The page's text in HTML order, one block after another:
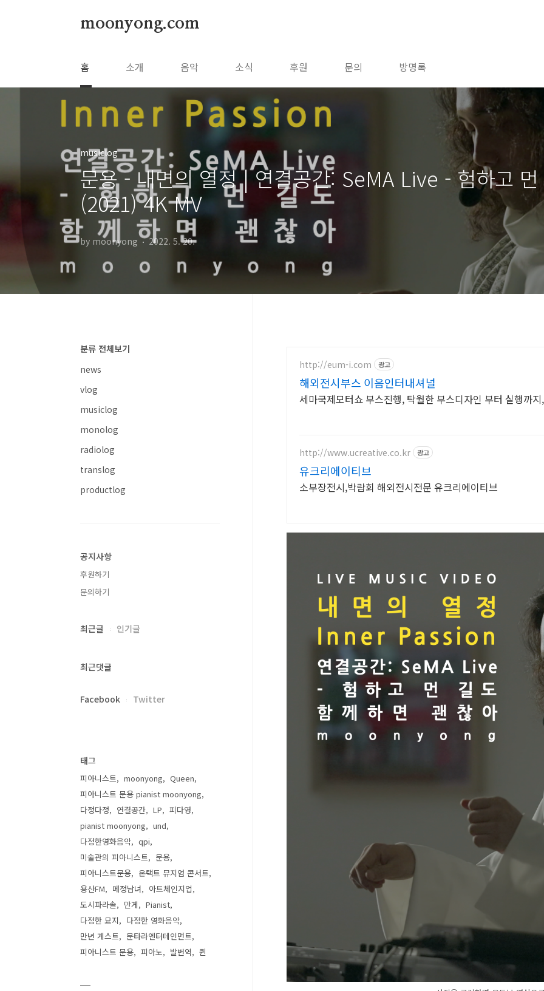
moonyong.com
홈 소개 음악 소식 후원 문의 방명록
musiclog
문용 - 내면의 열정 | 연결공간: SeMA Live - 험하고
(2021) 4K MV
by moonyong 2022. 5. 20.
http://eum-i.com 광고
해외전시부스 이음인터내셔널
세마국제모터쇼 부스진행, 탁월한 부스디자인 부터 실행까
http://www.ucreative.co.kr 광고
유크리에이티브
소부장전시,박람회 해외전시전문 유크리에이티브
분류 전체보기
news
vlog
musiclog
monolog
radiolog
translog
productlog
공지사항
후원하기
문의하기
최근글 인기글
최근댓글
Facebook Twitter
태그
피아니스트 moonyong
Queen
피아니스트 문용 pianist moonyong
다정다정
연결공간 LP
피다영
pianist moonyong
und
다정한영화음악
qpi
미술관의 피아니스트
문용
피아니스트문용
온택트 뮤지엄 콘서트
용산FM
메정남녀
아트체인지업
도시파라솔
만게
Pianist
다정한 묘지
다정한 영화음악
만년 게스트
문타라엔터테인먼트
피아니스트 문용
피아노 발번역 퀸